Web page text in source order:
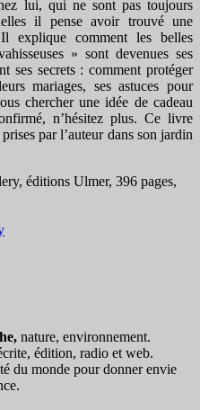
lui, qui ne sont pas toujours
il pense avoir trouvé une
explique comment les belles
» sont devenues ses
ses secrets : comment protéger
mariages, ses astuces pour
chercher une idée de cadeau
n’hésitez plus. Ce livre
par l’auteur dans son jardin
éditions Ulmer, 396 pages,
nature, environnement.
édition, radio et web.
du monde pour donner envie